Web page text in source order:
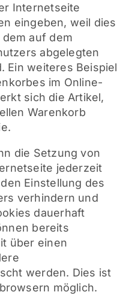
Internetseite
eingeben, weil dies
auf dem
abgelegten
Ein weiteres Beispiel
im Online-
sich die Artikel,
Warenkorb
die Setzung von
jederzeit
Einstellung des
verhindern und
dauerhaft
bereits
über einen
werden. Dies ist
möglich.